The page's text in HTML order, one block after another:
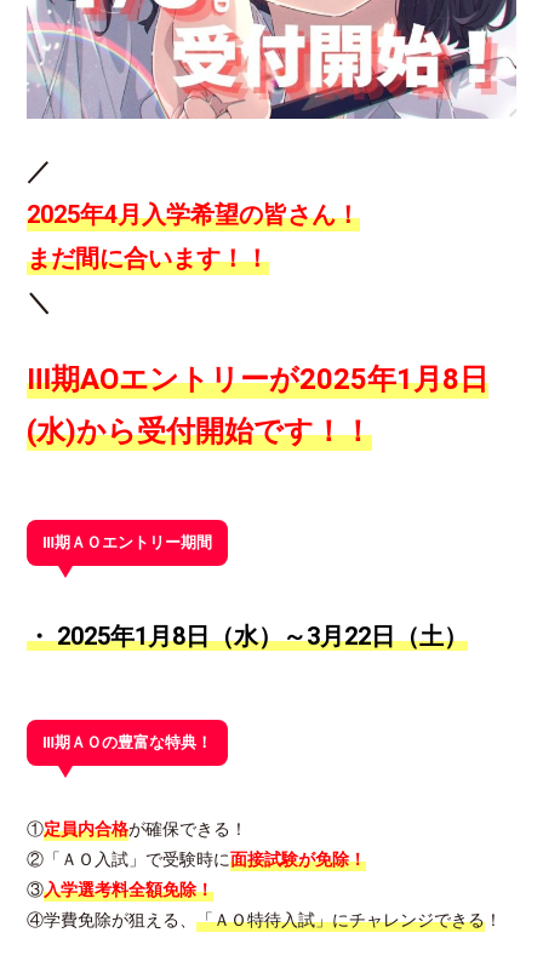
／
2025年4月入学希望の皆さん！
まだ間に合います！！
＼
Ⅲ期AOエントリーが2025年1月8日
(水)から受付開始です！！
Ⅲ期ＡＯエントリー期間
・ 2025年1月8日（水）～3月22日（土）
Ⅲ期ＡＯの豊富な特典！
①定員内合格が確保できる！
②「ＡＯ入試」で受験時に面接試験が免除！
③入学選考料全額免除！
④学費免除が狙える、「ＡＯ特待入試」にチャレンジできる ！